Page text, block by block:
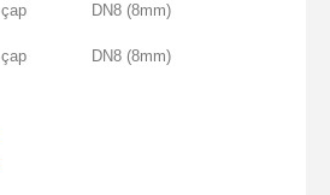
çap DN8 (8mm)
çap DN8 (8mm)